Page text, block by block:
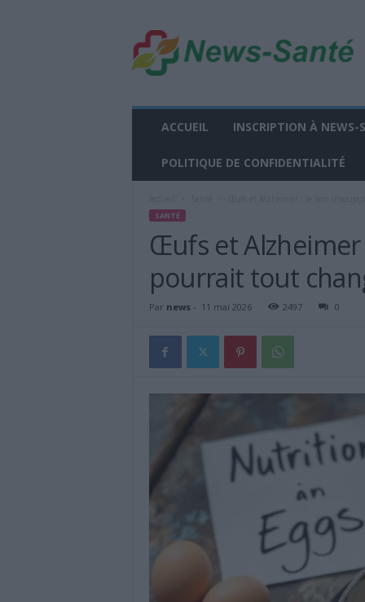
w
s
ACCUEIL INSCRIPTION À NEWS-
POLITIQUE DE CONFIDENTIALITÉ
SANTÉ
Œufs et
pourrait tout
Par news- 11 mai 2026 2497 0